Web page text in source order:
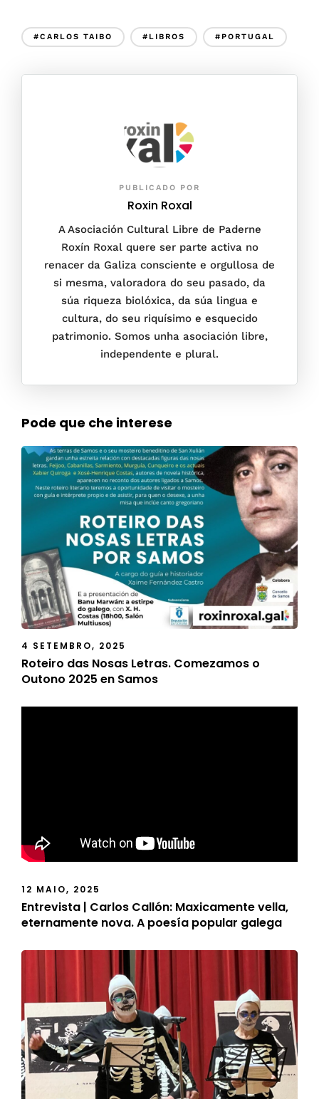
#CARLOS TAIBO #LIBROS #PORTUGAL
PUBLICADO POR
Roxin Roxal
A Asociación Cultural Libre de Paderne
Roxín Roxal quere ser parte activa no
renacer da Galiza consciente e orgullosa de
si mesma, valoradora do seu pasado, da
súa riqueza biolóxica, da súa lingua e
cultura, do seu riquísimo e esquecido
patrimonio. Somos unha asociación libre,
independente e plural.
Pode que che interese
4 SETEMBRO, 2025
Roteiro das Nosas Letras. Comezamos o
Outono 2025 en Samos
12 MAIO, 2025
Entrevista | Carlos Callón: Maxicamente vella,
eternamente nova. A poesía popular galega